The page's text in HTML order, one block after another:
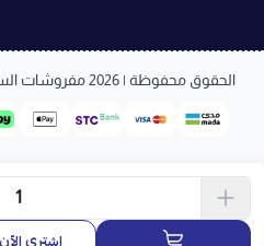
الحقوق محفوظة | 2026 مفروشات